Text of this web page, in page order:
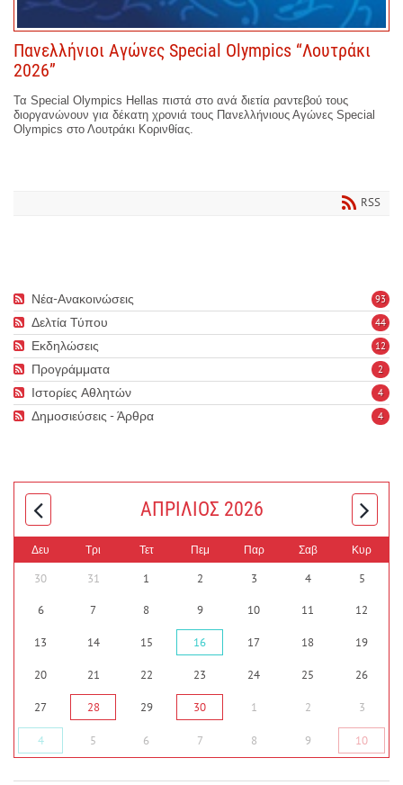
Πανελλήνιοι Αγώνες Special Olympics “Λουτράκι
2026”
Τα Special Olympics Hellas πιστά στο ανά διετία ραντεβού τους
διοργανώνουν για δέκατη χρονιά τους Πανελλήνιους Αγώνες Special
Olympics στο Λουτράκι Κορινθίας.
RSS
93
Νέα-Ανακοινώσεις
44
Δελτία Τύπου
12
Εκδηλώσεις
2
Προγράμματα
4
Ιστορίες Αθλητών
4
Δημοσιεύσεις - Άρθρα
ΑΠΡΊΛΙΟΣ 2026
Δευ Τρι Τετ Πεμ Παρ Σαβ Κυρ
30 31 1 2 3 4 5
6 7 8 9 10 11 12
13 14 15 16 17 18 19
20 21 22 23 24 25 26
27 28 29 30 1 2 3
4 5 6 7 8 9 10